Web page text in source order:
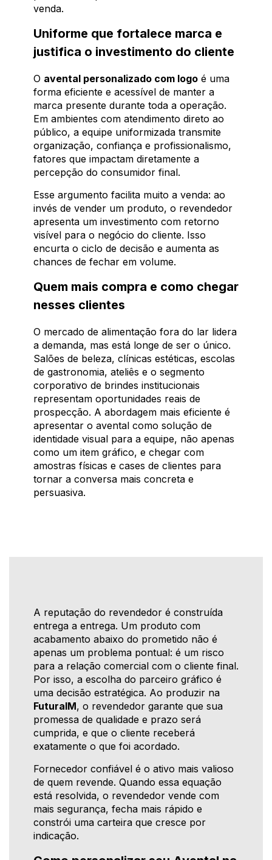
venda.
Uniforme que fortalece marca e
justifica o investimento do cliente
O avental personalizado com logo é uma
forma eficiente e acessível de manter a
marca presente durante toda a operação.
Em ambientes com atendimento direto ao
público, a equipe uniformizada transmite
organização, confiança e profissionalismo,
fatores que impactam diretamente a
percepção do consumidor final.
Esse argumento facilita muito a venda: ao
invés de vender um produto, o revendedor
apresenta um investimento com retorno
visível para o negócio do cliente. Isso
encurta o ciclo de decisão e aumenta as
chances de fechar em volume.
Quem mais compra e como chegar
nesses clientes
O mercado de alimentação fora do lar lidera
a demanda, mas está longe de ser o único.
Salões de beleza, clínicas estéticas, escolas
de gastronomia, ateliês e o segmento
corporativo de brindes institucionais
representam oportunidades reais de
prospecção. A abordagem mais eficiente é
apresentar o avental como solução de
identidade visual para a equipe, não apenas
como um item gráfico, e chegar com
amostras físicas e cases de clientes para
tornar a conversa mais concreta e
persuasiva.
A reputação do revendedor é construída
entrega a entrega. Um produto com
acabamento abaixo do prometido não é
apenas um problema pontual: é um risco
para a relação comercial com o cliente final.
Por isso, a escolha do parceiro gráfico é
uma decisão estratégica. Ao produzir na
FuturaIM, o revendedor garante que sua
promessa de qualidade e prazo será
cumprida, e que o cliente receberá
exatamente o que foi acordado.
Fornecedor confiável é o ativo mais valioso
de quem revende. Quando essa equação
está resolvida, o revendedor vende com
mais segurança, fecha mais rápido e
constrói uma carteira que cresce por
indicação.